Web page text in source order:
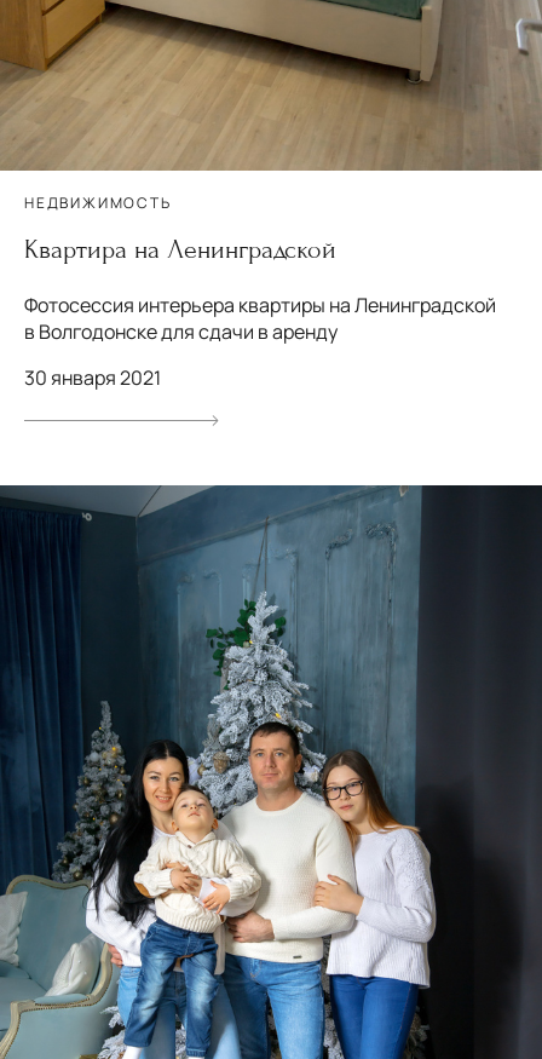
НЕДВИЖИМОСТЬ
Квартира на Ленинградской
Фотосессия интерьера квартиры на Ленинградской
в Волгодонске для сдачи в аренду
30 января 2021